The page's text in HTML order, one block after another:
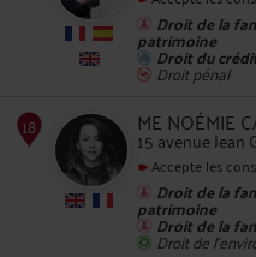
14
Droit de la
patrimoine
Droit du
Droit pénal
ME NOÉMIE
15 avenue Jean
Accepte les
Droit de la
patrimoine
Droit de la
Droit de